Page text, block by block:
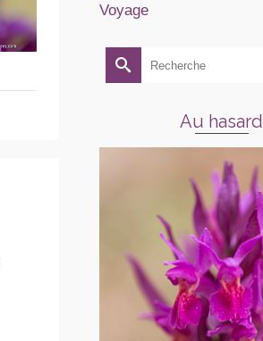
Voyage
Rechercher :
Au hasard